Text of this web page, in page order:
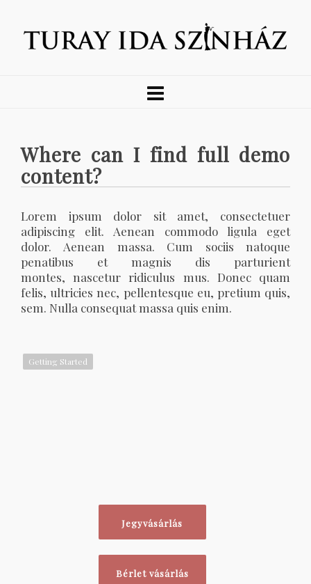
Where can I find full demo
content?
Lorem ipsum dolor sit amet, consectetuer
adipiscing elit. Aenean commodo ligula eget
dolor. Aenean massa. Cum sociis natoque
penatibus et magnis dis parturient
montes, nascetur ridiculus mus. Donec quam
felis, ultricies nec, pellentesque eu, pretium quis,
sem. Nulla consequat massa quis enim.
Getting Started
Jegyvásárlás
Bérlet vásárlás